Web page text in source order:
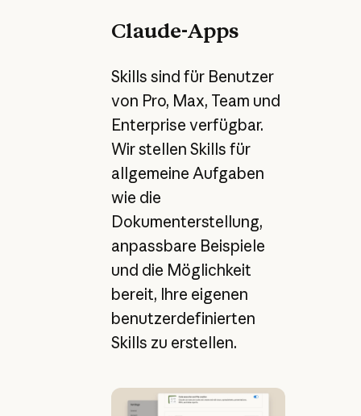
Claude-Apps
Skills sind für Benutzer
von Pro, Max, Team und
Enterprise verfügbar.
Wir stellen Skills für
allgemeine Aufgaben
wie die
Dokumenterstellung,
anpassbare Beispiele
und die Möglichkeit
bereit, Ihre eigenen
benutzerdefinierten
Skills zu erstellen.